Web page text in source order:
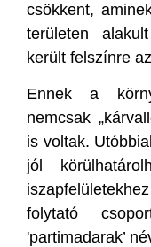
csökkent,
területen
került felszínre
Ennek a
nemcsak
is voltak.
jól
folytató
'partimadarak’